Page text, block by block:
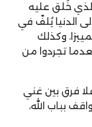
خُلق عليه
الدنيا يُلفّ في
وكذلك
تجردوا من
فرق بين غني
بباب الله،